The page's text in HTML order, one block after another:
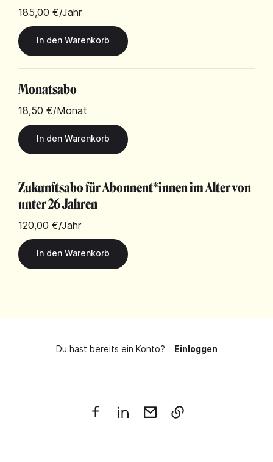
185,00 €/Jahr
Monatsabo
18,50 €/Monat
Zukunftsabo für Abonnent*innen im Alter von
unter 26 Jahren
120,00 €/Jahr
Du hast bereits ein Konto? Einloggen